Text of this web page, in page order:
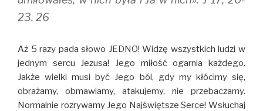
23. 26
Aż 5 razy pada słowo JEDNO! Widzę wszystkich ludzi w
jednym sercu Jezusa! Jego miłość ogarnia każdego.
Jakże wielki musi być Jego ból, gdy my kłócimy się,
obrażamy, obmawiamy, atakujemy, nie przebaczamy.
Normalnie rozrywamy Jego Najświętsze Serce! Wsłuchaj